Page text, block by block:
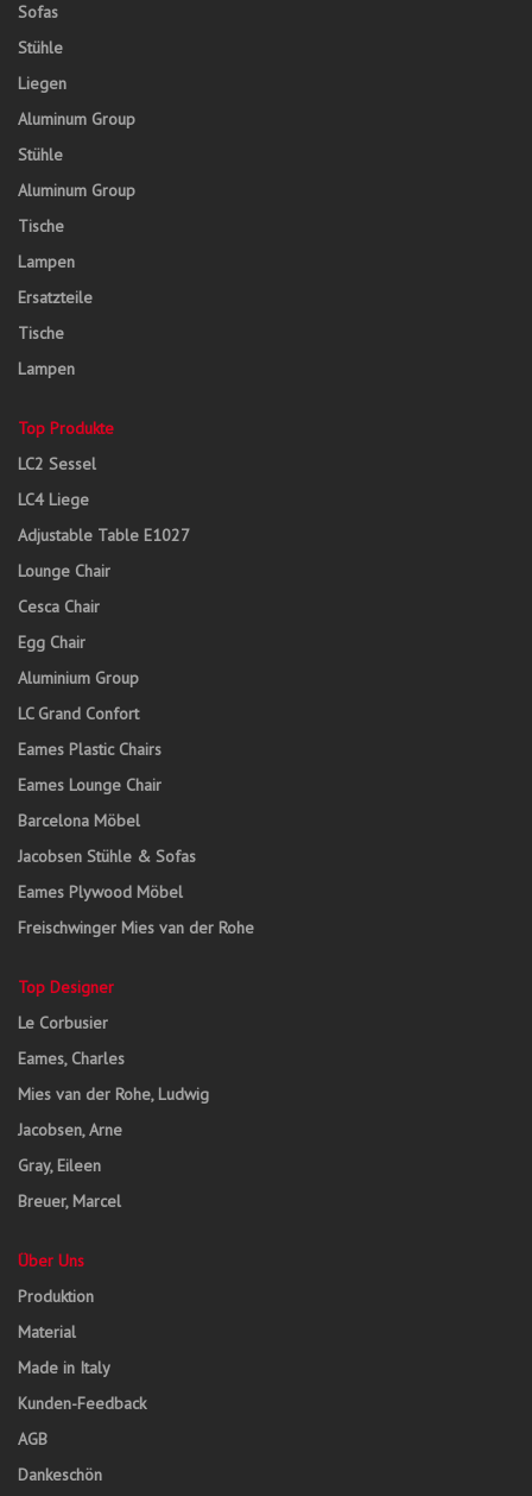
Sofas
Stühle
Liegen
Aluminum Group
Stühle
Aluminum Group
Tische
Lampen
Ersatzteile
Tische
Lampen
Top Produkte
LC2 Sessel
LC4 Liege
Adjustable Table E1027
Lounge Chair
Cesca Chair
Egg Chair
Aluminium Group
LC Grand Confort
Eames Plastic Chairs
Eames Lounge Chair
Barcelona Möbel
Jacobsen Stühle & Sofas
Eames Plywood Möbel
Freischwinger Mies van der Rohe
Top Designer
Le Corbusier
Eames, Charles
Mies van der Rohe, Ludwig
Jacobsen, Arne
Gray, Eileen
Breuer, Marcel
Über Uns
Produktion
Material
Made in Italy
Kunden-Feedback
AGB
Dankeschön